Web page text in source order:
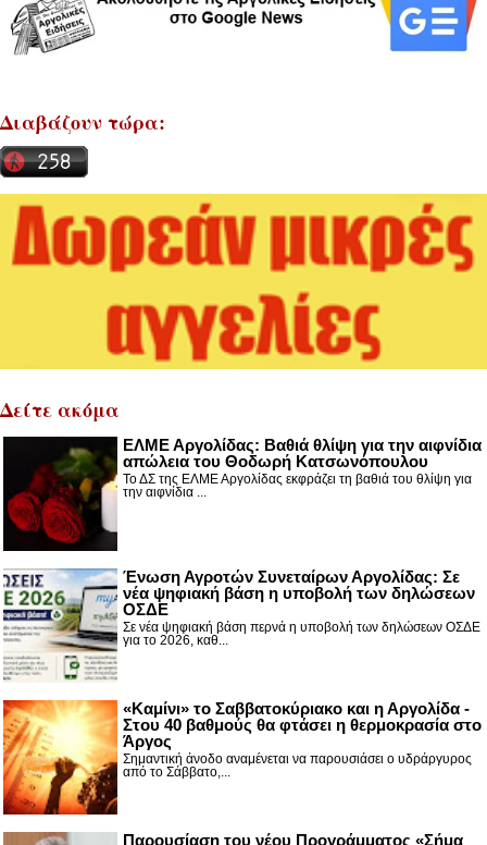
Διαβάζουν τώρα:
Δείτε ακόμα
ΕΛΜΕ Αργολίδας: Βαθιά θλίψη για την αιφνίδια
απώλεια του Θοδωρή Κατσωνόπουλου
Το ΔΣ της ΕΛΜΕ Αργολίδας εκφράζει τη βαθιά του θλίψη για
την αιφνίδια ...
Ένωση Αγροτών Συνεταίρων Αργολίδας: Σε
νέα ψηφιακή βάση η υποβολή των δηλώσεων
ΟΣΔΕ
Σε νέα ψηφιακή βάση περνά η υποβολή των δηλώσεων ΟΣΔΕ
για το 2026, καθ...
«Καμίνι» το Σαββατοκύριακο και η Αργολίδα -
Στου 40 βαθμούς θα φτάσει η θερμοκρασία στο
Άργος
Σημαντική άνοδο αναμένεται να παρουσιάσει ο υδράργυρος
από το Σάββατο,...
Παρουσίαση του νέου Προγράμματος «Σήμα